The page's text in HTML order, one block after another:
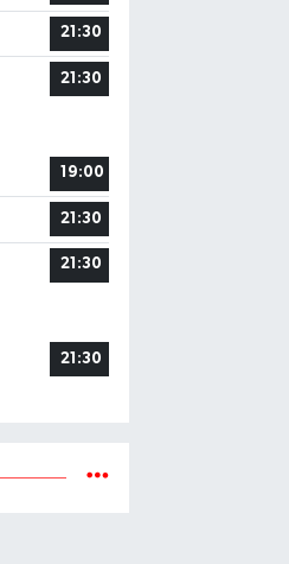
21:30
21:30
19:00
21:30
21:30
21:30